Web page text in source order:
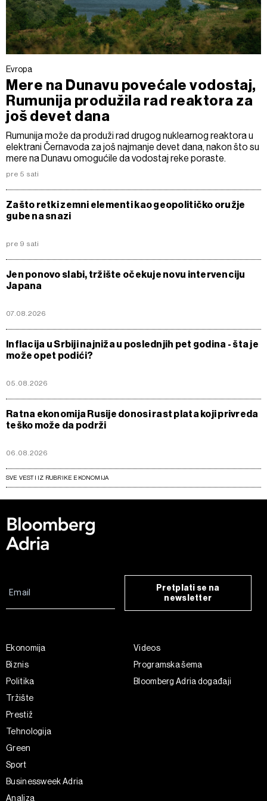
Evropa
Mere na Dunavu povećale vodostaj,
Rumunija produžila rad reaktora za
još devet dana
Rumunija može da produži rad drugog nuklearnog reaktora u
elektrani Černavoda za još najmanje devet dana, nakon što su
mere na Dunavu omogućile da vodostaj reke poraste.
pre 5 sati
Zašto retki zemni elementi kao geopolitičko oružje
gube na snazi
pre 9 sati
Jen ponovo slabi, tržište očekuje novu intervenciju
Japana
07.08.2026
Inflacija u Srbiji najniža u poslednjih pet godina - šta je
može opet podići?
05.08.2026
Ratna ekonomija Rusije donosi rast plata koji privreda
teško može da podrži
06.08.2026
SVE VESTI IZ RUBRIKE EKONOMIJA
Pretplati se na
newsletter
Ekonomija
Biznis
Politika
Tržište
Prestiž
Tehnologija
Green
Sport
Businessweek Adria
Analiza
Videos
Programska šema
Bloomberg Adria događaji